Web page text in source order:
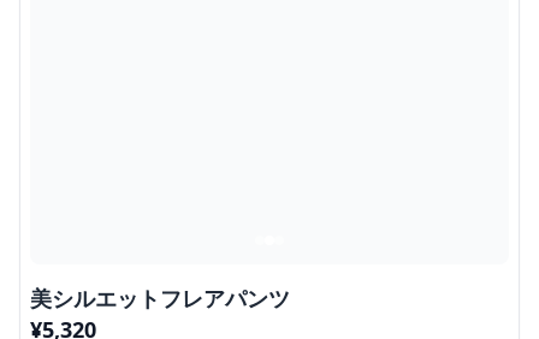
美シルエットフレアパンツ
¥5,320